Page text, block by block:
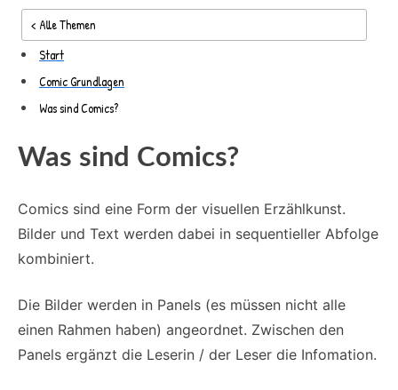
< Alle Themen
Start
Comic Grundlagen
Was sind Comics?
Was sind Comics?
Comics sind eine Form der visuellen Erzählkunst.
Bilder und Text werden dabei in sequentieller Abfolge
kombiniert.
Die Bilder werden in Panels (es müssen nicht alle
einen Rahmen haben) angeordnet. Zwischen den
Panels ergänzt die Leserin / der Leser die Infomation.